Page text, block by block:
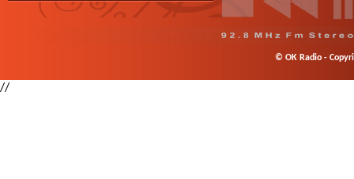
© OK Radio -
//